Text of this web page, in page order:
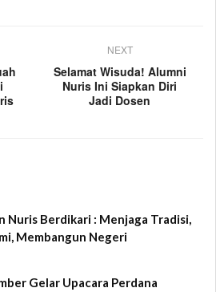
NEXT
Selamat Wisuda! Alumni
Nuris Ini Siapkan Diri
Jadi Dosen
Nuris Berdikari : Menjaga Tradisi,
Membangun Negeri
Gelar Upacara Perdana